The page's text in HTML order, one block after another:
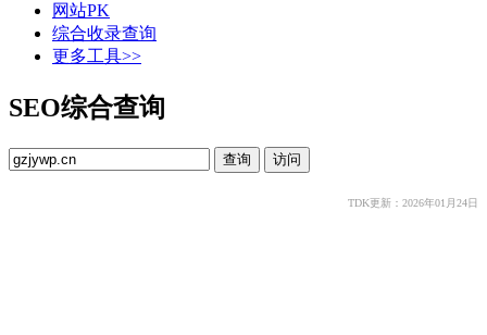
网站PK
综合收录查询
更多工具>>
SEO综合查询
TDK更新：2026年01月24日